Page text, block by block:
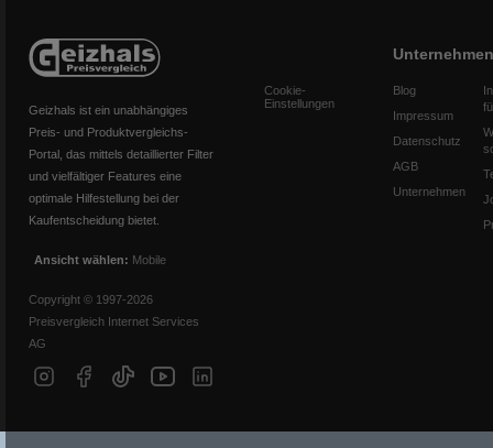
Geizhals ist ein unabhängiges
Preis- und Produktvergleichs-
Portal, das mittels detaillierter Filter
und vielfältiger Features eine
optimale Hilfestellung bei der
Kaufentscheidung bietet.
Ansicht wählen: Mobile
Copyright © 1997-2026
Preisvergleich Internet Services
AG
Cookie-
Einstellungen
Unternehmen
Blog
Impressum
Datenschutz
AGB
Unternehmen